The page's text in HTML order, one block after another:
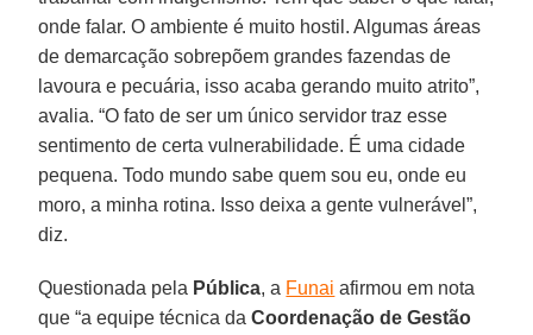
onde falar. O ambiente é muito hostil. Algumas áreas
de demarcação sobrepõem grandes fazendas de
lavoura e pecuária, isso acaba gerando muito atrito”,
avalia. “O fato de ser um único servidor traz esse
sentimento de certa vulnerabilidade. É uma cidade
pequena. Todo mundo sabe quem sou eu, onde eu
moro, a minha rotina. Isso deixa a gente vulnerável”,
diz.
Questionada pela Pública, a Funai afirmou em nota
que “a equipe técnica daCoordenação de Gestão